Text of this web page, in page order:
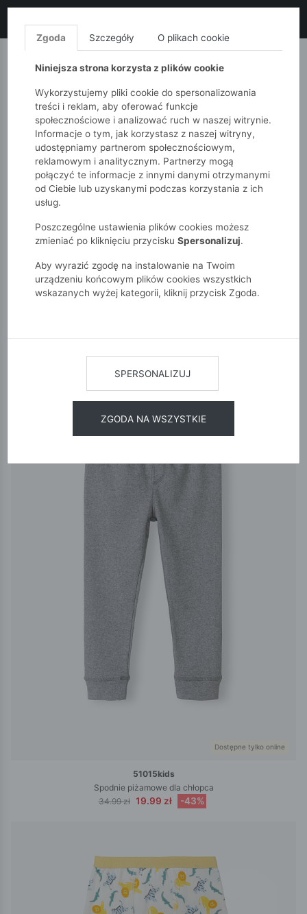
MONNARI QUIOSQUE
51015kids Chłopcy 2-7 lat Akcesoria Bielizna
BIELIZNA
POKAŻ FILTRY
Dostępne tylko online
51015kids
Spodnie piżamowe dla chłopca
34.99 zł 19.99 zł -43%
Zgoda Szczegóły O plikach cookie
Niniejsza strona korzysta z plików cookie
Wykorzystujemy pliki cookie do spersonalizowania
treści i reklam, aby oferować funkcje
społecznościowe i analizować ruch w naszej witrynie.
Informacje o tym, jak korzystasz z naszej witryny,
udostępniamy partnerom społecznościowym,
reklamowym i analitycznym. Partnerzy mogą
połączyć te informacje z innymi danymi otrzymanymi
od Ciebie lub uzyskanymi podczas korzystania z ich
usług.
Poszczególne ustawienia plików cookies możesz
zmieniać po kliknięciu przycisku Spersonalizuj.
Aby wyrazić zgodę na instalowanie na Twoim
urządzeniu końcowym plików cookies wszystkich
wskazanych wyżej kategorii, kliknij przycisk Zgoda.
SPERSONALIZUJ
ZGODA NA WSZYSTKIE